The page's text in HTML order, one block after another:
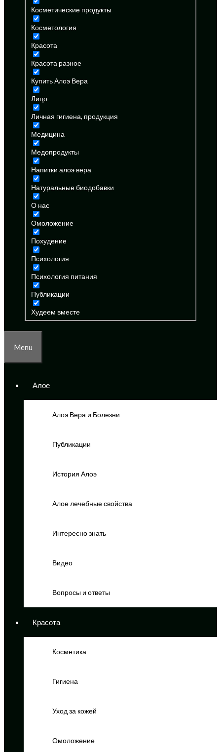
Косметические продукты
Косметология
Красота
Красота разное
Купить Алоэ Вера
Лицо
Личная гигиена, продукция
Медицина
Медопродукты
Напитки алоэ вера
Натуральные биодобавки
О нас
Омоложение
Похудение
Психология
Психология питания
Публикации
Худеем вместе
Menu
Алое
Алоэ Вера и Болезни
Публикации
История Алоэ
Алое лечебные свойства
Интересно знать
Видео
Вопросы и ответы
Красота
Косметика
Гигиена
Уход за кожей
Омоложение